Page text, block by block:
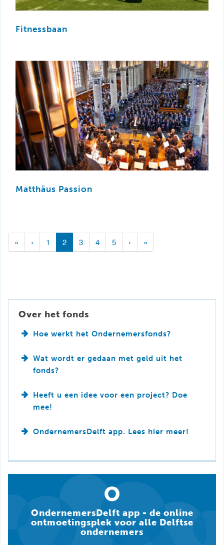
Fitnessbaan
Matthäus Passion
« ‹ 1 2(current)
3 4 5 › »
Over het fonds
Hoe werkt het Ondernemersfonds?
Wat wordt er gedaan met geld uit het
fonds?
Heeft u een idee voor een project? Doe
mee!
OndernemersDelft app. Lees hier meer!
OndernemersDelft app - de online
ontmoetingsplek voor alle Delftse
ondernemers